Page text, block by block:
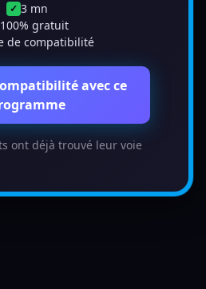
✓ 3 mn
100% gratuit
de compatibilité
avec ce
ont déjà trouvé leur voie